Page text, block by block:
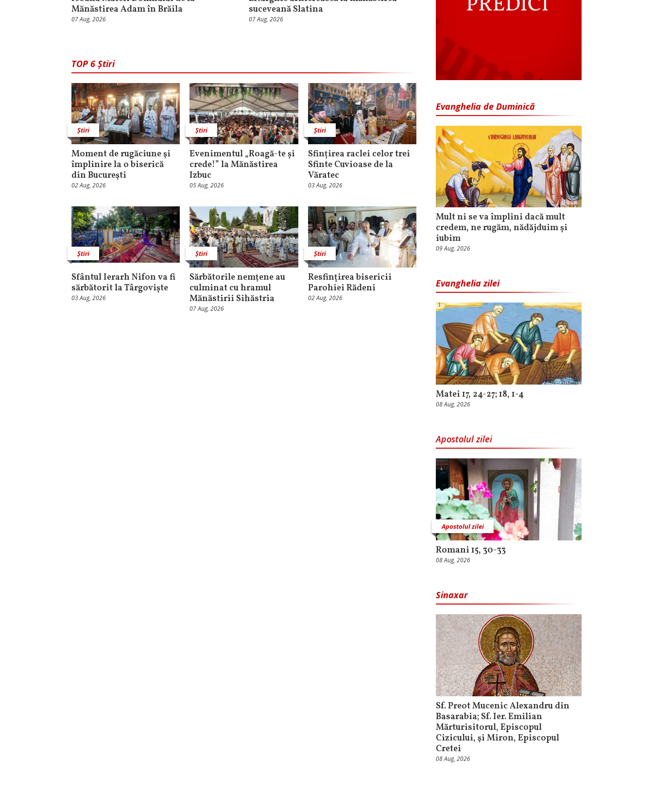
Mănăstirea Adam în Brăila
07 Aug, 2026
suceveană Slatina
07 Aug, 2026
TOP 6 Știri
Știri
Moment de rugăciune şi
împlinire la o biserică
din Bucureşti
02 Aug, 2026
Știri
Evenimentul „Roagă-te și
crede!” la Mănăstirea
Izbuc
05 Aug, 2026
Știri
Sfințirea raclei celor trei
Sfinte Cuvioase de la
Văratec
03 Aug, 2026
Știri
Sfântul Ierarh Nifon va fi
sărbătorit la Târgoviște
03 Aug, 2026
Știri
Sărbătorile nemţene au
culminat cu hramul
Mănăstirii Sihăstria
07 Aug, 2026
Știri
Resfințirea bisericii
Parohiei Rădeni
02 Aug, 2026
Evanghelia de Duminică
Mult ni se va împlini dacă mult
credem, ne rugăm, nădăjduim și
iubim
09 Aug, 2026
Evanghelia zilei
Matei 17, 24-27; 18, 1-4
08 Aug, 2026
Apostolul zilei
Apostolul zilei
Romani 15, 30-33
08 Aug, 2026
Sinaxar
Sf. Preot Mucenic Alexandru din
Basarabia; Sf. Ier. Emilian
Mărturisitorul, Episcopul
Cizicului, şi Miron, Episcopul
Cretei
08 Aug, 2026